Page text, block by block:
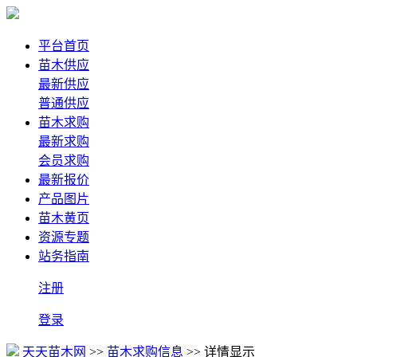
平台首页
苗木供应
最新供应
普通供应
苗木求购
最新求购
会员求购
最新报价
产品图片
苗木黄页
资源专题
站务指南
注册
登录
天天苗木网 >> 苗木求购信息 >> 详情显示